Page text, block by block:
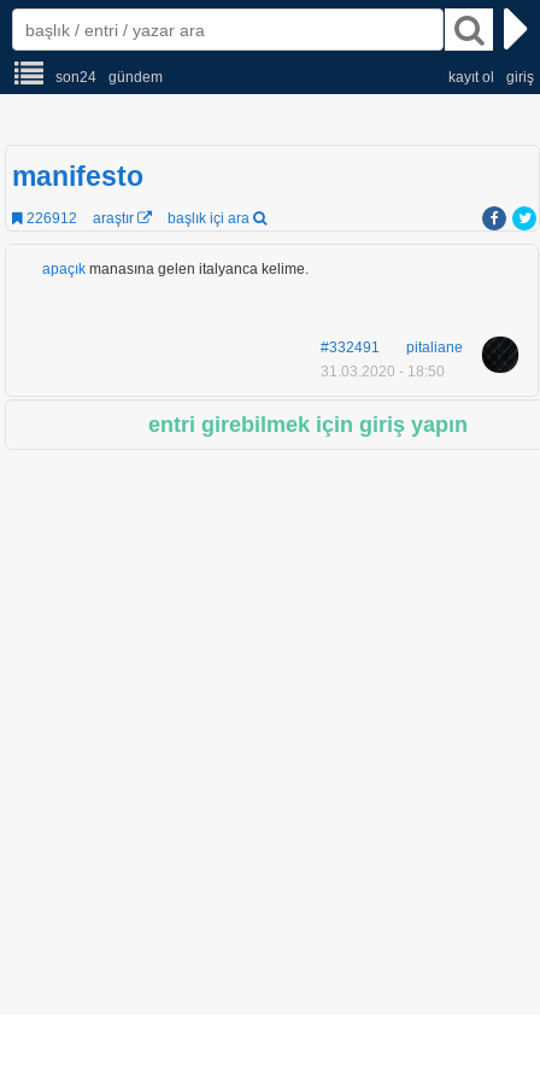
son24 gündem giriş
kayıt ol
manifesto
226912 araştır başlık içi ara
apaçık manasına gelen italyanca kelime.
#332491
pitaliane
31.03.2020 - 18:50
entri girebilmek için giriş yapın